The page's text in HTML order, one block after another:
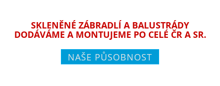
SKLENĚNÉ ZÁBRADLÍ A BALUSTRÁDY
DODÁVÁME A MONTUJEME PO CELÉ ČR A SR.
NAŠE PŮSOBNOST